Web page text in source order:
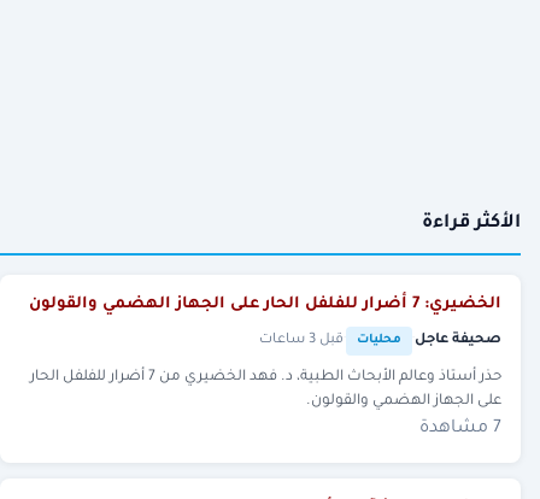
الأكثر قراءة
الخضيري: 7 أضرار للفلفل الحار على الجهاز الهضمي والقولون
صحيفة عاجل محليات قبل 3 ساعات
حذر أستاذ وعالم الأبحاث الطبية، د. فهد الخضيري من 7 أضرار للفلفل الحار
على الجهاز الهضمي والقولون.
7 مشاهدة